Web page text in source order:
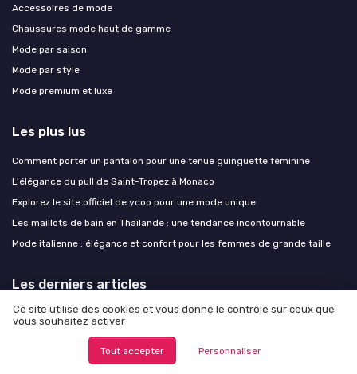
Accessoires de mode
Chaussures mode haut de gamme
Mode par saison
Mode par style
Mode premium et luxe
Les plus lus
Comment porter un pantalon pour une tenue guinguette féminine
L'élégance du pull de Saint-Tropez à Monaco
Explorez le site officiel de ycoo pour une mode unique
Les maillots de bain en Thaïlande : une tendance incontournable
Mode italienne : élégance et confort pour les femmes de grande taille
Les derniers articles
Comment porter un haut marron avec élégance : couleurs, coupes et
détails à maîtriser
Comment adopter la longue robe beige dans un style de rue moderne
Ce site utilise des cookies et vous donne le contrôle sur ceux que
vous souhaitez activer
Tout accepter Personnaliser